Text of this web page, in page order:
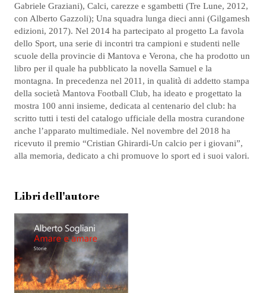
Gabriele Graziani), Calci, carezze e sgambetti (Tre Lune, 2012,
con Alberto Gazzoli); Una squadra lunga dieci anni (Gilgamesh
edizioni, 2017). Nel 2014 ha partecipato al progetto La favola
dello Sport, una serie di incontri tra campioni e studenti nelle
scuole della provincie di Mantova e Verona, che ha prodotto un
libro per il quale ha pubblicato la novella Samuel e la
montagna. In precedenza nel 2011, in qualità di addetto stampa
della società Mantova Football Club, ha ideato e progettato la
mostra 100 anni insieme, dedicata al centenario del club: ha
scritto tutti i testi del catalogo ufficiale della mostra curandone
anche l’apparato multimediale. Nel novembre del 2018 ha
ricevuto il premio “Cristian Ghirardi-Un calcio per i giovani”,
alla memoria, dedicato a chi promuove lo sport ed i suoi valori.
Libri dell'autore